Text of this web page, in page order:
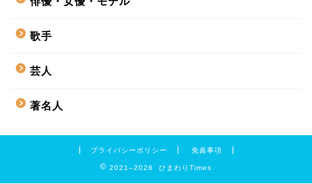
歌手
芸人
著名人
プライバシーポリシー 免責事項
2021–2026 ひまわりTimes